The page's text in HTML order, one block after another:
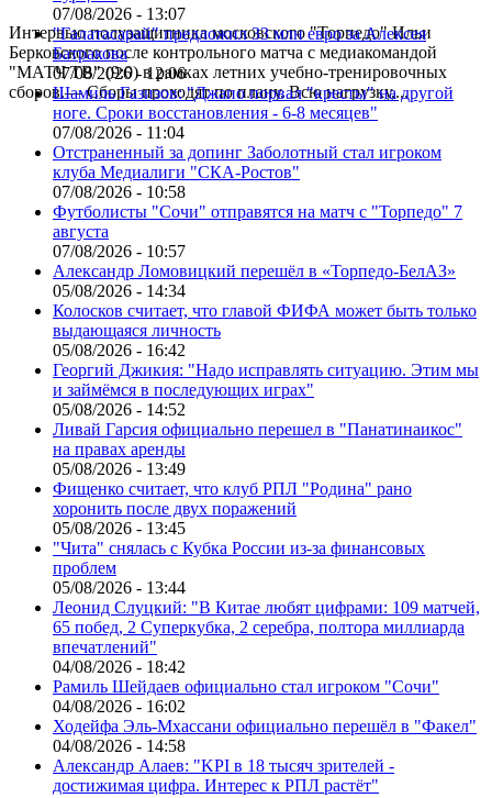
Интервью полузащитника московского "Торпедо" Ильи
Берковского после контрольного матча с медиакомандой
"МАТЧ ТВ" (9:0) в рамках летних учебно-тренировочных
сборов.— Сборы проходят по плану. Всю нагрузку,...
07/08/2026 - 13:07
"Галатасарай" предложил 33 млн евро за Алексея
Батракова
07/08/2026 - 12:06
Шамиль Газизов: "Джапо порвал "кресты" на другой
ноге. Сроки восстановления - 6-8 месяцев"
07/08/2026 - 11:04
Отстраненный за допинг Заболотный стал игроком
клуба Медиалиги "СКА-Ростов"
07/08/2026 - 10:58
Футболисты "Сочи" отправятся на матч с "Торпедо" 7
августа
07/08/2026 - 10:57
Александр Ломовицкий перешёл в «Торпедо-БелАЗ»
05/08/2026 - 14:34
Колосков считает, что главой ФИФА может быть только
выдающаяся личность
05/08/2026 - 16:42
Георгий Джикия: "Надо исправлять ситуацию. Этим мы
и займёмся в последующих играх"
05/08/2026 - 14:52
Ливай Гарсия официально перешел в "Панатинаикос"
на правах аренды
05/08/2026 - 13:49
Фищенко считает, что клуб РПЛ "Родина" рано
хоронить после двух поражений
05/08/2026 - 13:45
"Чита" снялась с Кубка России из-за финансовых
проблем
05/08/2026 - 13:44
Леонид Слуцкий: "В Китае любят цифрами: 109 матчей,
65 побед, 2 Суперкубка, 2 серебра, полтора миллиарда
впечатлений"
04/08/2026 - 18:42
Рамиль Шейдаев официально стал игроком "Сочи"
04/08/2026 - 16:02
Ходейфа Эль-Мхассани официально перешёл в "Факел"
04/08/2026 - 14:58
Александр Алаев: "KPI в 18 тысяч зрителей -
достижимая цифра. Интерес к РПЛ растёт"